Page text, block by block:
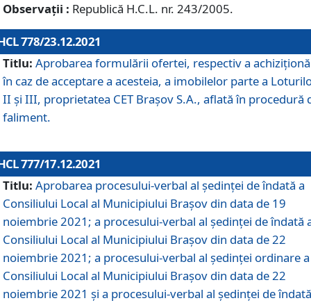
Observații : Republică H.C.L. nr. 243/2005.
778/23.12.2021
Titlu: Aprobarea formulării ofertei, respectiv a
în caz de acceptare a acesteia, a imobilelor parte a
II și III, proprietatea CET Brașov S.A., aflată în procedură
faliment.
777/17.12.2021
Titlu: Aprobarea procesului-verbal al şedinţei de îndată a
Consiliului Local al Municipiului Braşov din data de 19
noiembrie 2021; a procesului-verbal al şedinţei de îndată
Consiliului Local al Municipiului Braşov din data de 22
noiembrie 2021; a procesului-verbal al şedinţei ordinare a
Consiliului Local al Municipiului Braşov din data de 22
noiembrie 2021 și a procesului-verbal al şedinţei de